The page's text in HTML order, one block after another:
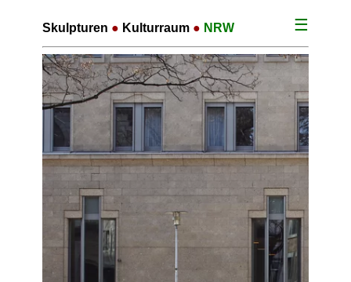
Skulpturen ● Kulturraum ● NRW ☰